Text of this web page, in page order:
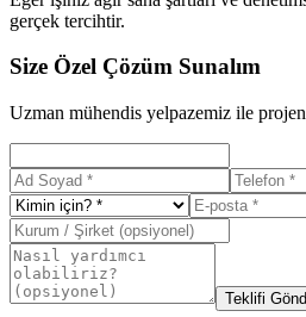
gerçek tercihtir.
Size Özel Çözüm Sunalım
Uzman mühendis yelpazemiz ile
Teklifi